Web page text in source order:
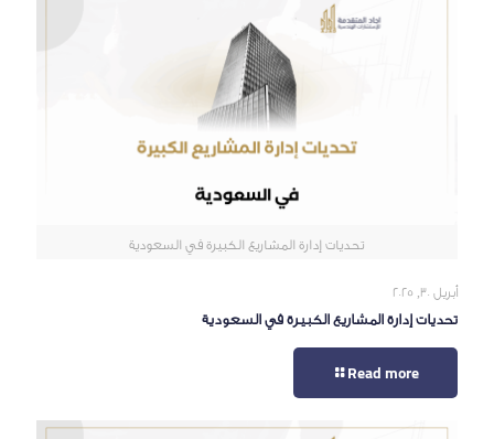
تحديات إدارة المشاريع الكبيرة في السعودية
أبريل 30, 2025
تحديات إدارة المشاريع الكبيرة في السعودية
Read more